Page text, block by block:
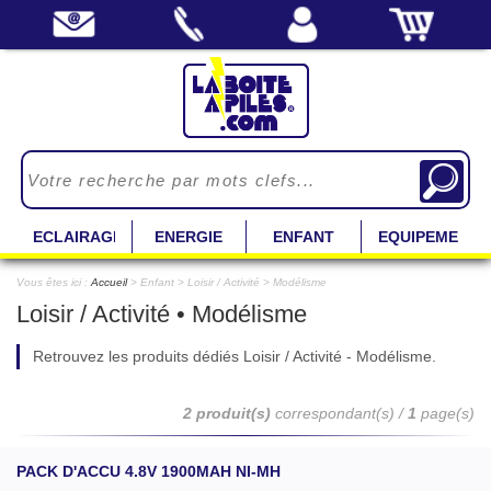
ECLAIRAGE ENERGIE ENFANT EQUIPEMENT
Vous êtes ici : Accueil> Enfant > Loisir / Activité > Modélisme
Loisir / Activité • Modélisme
Retrouvez les produits dédiés Loisir / Activité - Modélisme.
2 produit(s) correspondant(s) /1 page(s)
PACK D'ACCU 4.8V 1900MAH NI-MH